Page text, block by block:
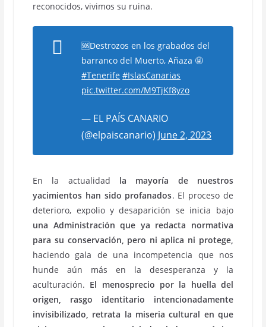
reconocidos, vivimos su ruina.
🆘Destrozos en los grabados del
barranco del Muerto, Añaza 🤬
#Tenerife #IslasCanarias
pic.twitter.com/M9TjKf8yzo
— EL PAÍS CANARIO
(@elpaiscanario) June 2, 2023
En la actualidad la mayoría de nuestros
yacimientos han sido profanados. El proceso de
deterioro, expolio y desaparición se inicia bajo
una Administración que ya redacta normativa
para su conservación, pero ni aplica ni protege,
haciendo gala de una incompetencia que nos
hunde aún más en la desesperanza y la
aculturación. El menosprecio por la huella del
origen, rasgo identitario intencionadamente
invisibilizado, retrata la miseria cultural en que